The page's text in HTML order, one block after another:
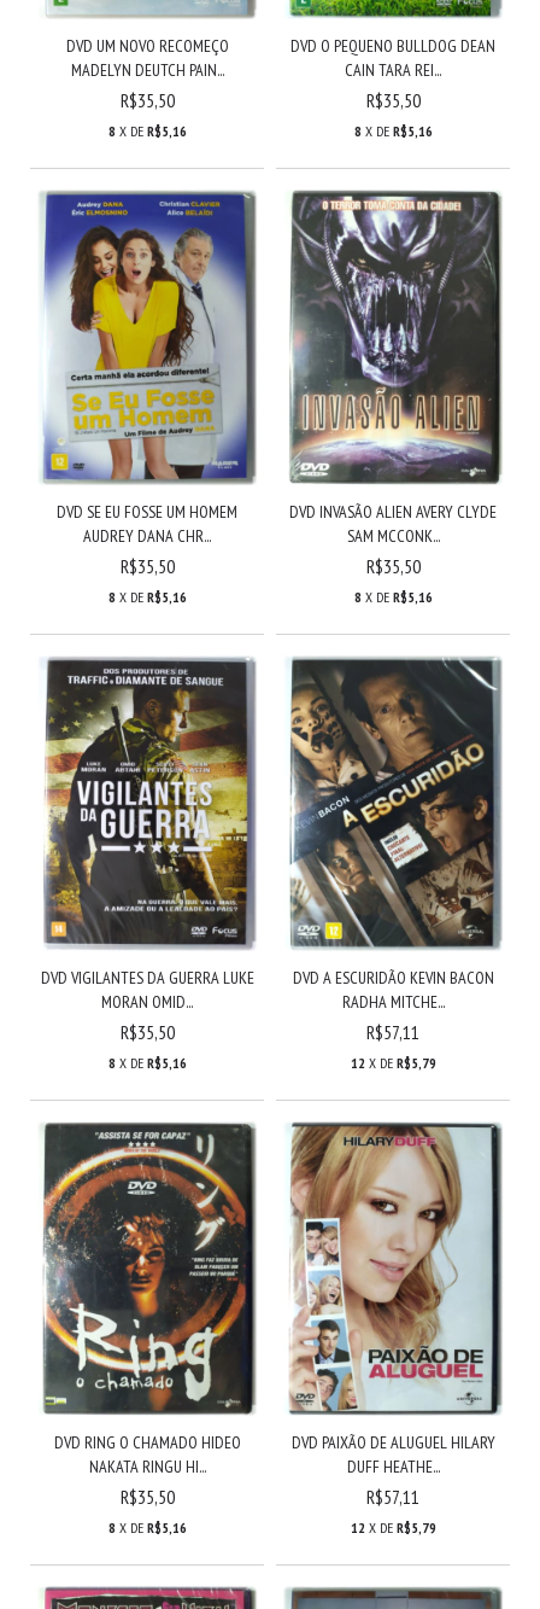
DVD UM NOVO RECOMEÇO
MADELYN DEUTCH PAIN...
R$35,50
8 X DE R$5,16
DVD O PEQUENO BULLDOG DEAN
CAIN TARA REI...
R$35,50
8 X DE R$5,16
DVD SE EU FOSSE UM HOMEM
AUDREY DANA CHR...
R$35,50
8 X DE R$5,16
DVD INVASÃO ALIEN AVERY CLYDE
SAM MCCONK...
R$35,50
8 X DE R$5,16
DVD VIGILANTES DA GUERRA LUKE
MORAN OMID...
R$35,50
8 X DE R$5,16
DVD A ESCURIDÃO KEVIN BACON
RADHA MITCHE...
R$57,11
12 X DE R$5,79
DVD RING O CHAMADO HIDEO
NAKATA RINGU HI...
R$35,50
8 X DE R$5,16
DVD PAIXÃO DE ALUGUEL HILARY
DUFF HEATHE...
R$57,11
12 X DE R$5,79